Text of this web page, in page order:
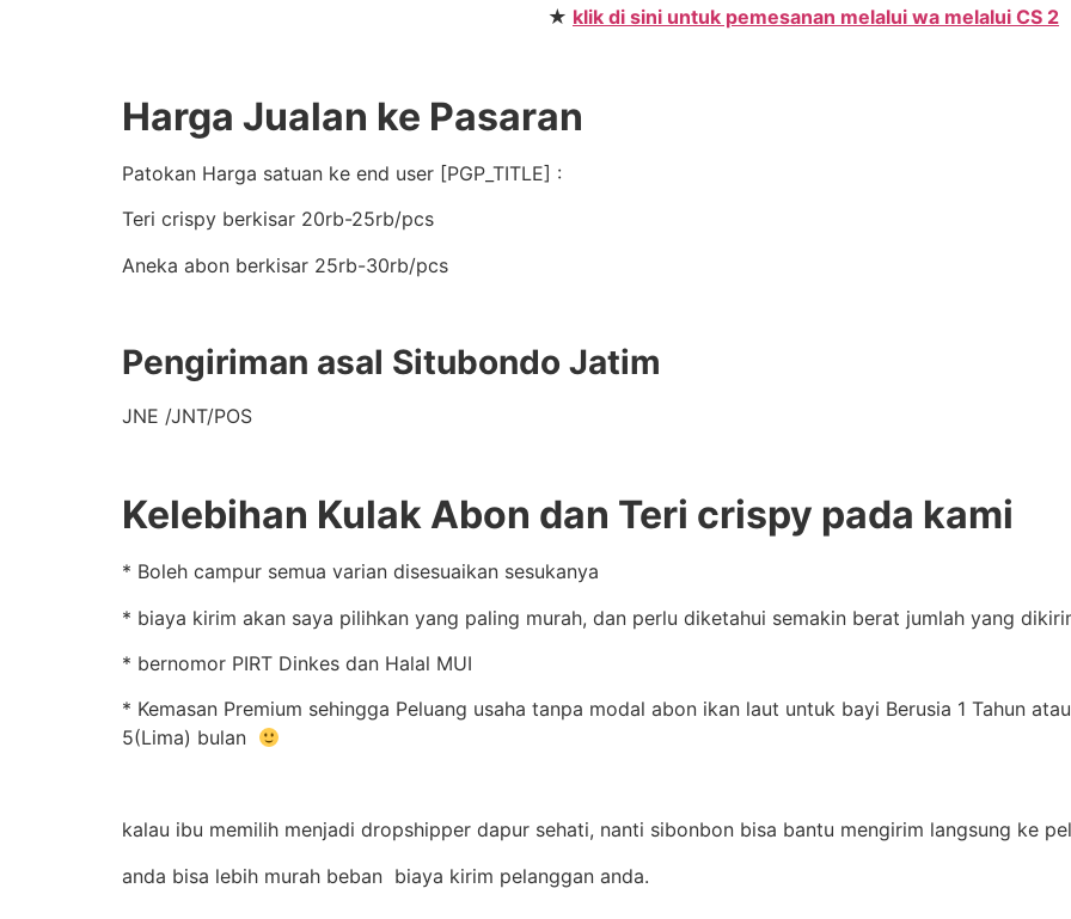
★ klik di sini untuk pemesanan melalui wa melalui CS 2
Harga Jualan ke Pasaran
Patokan Harga satuan ke end user [PGP_TITLE] :
Teri crispy berkisar 20rb-25rb/pcs
Aneka abon berkisar 25rb-30rb/pcs
Pengiriman asal Situbondo Jatim
JNE /JNT/POS
Kelebihan Kulak Abon dan Teri crispy pada kami
* Boleh campur semua varian disesuaikan sesukanya
* biaya kirim akan saya pilihkan yang paling murah, dan perlu diketahui semakin berat jumlah yang
* bernomor PIRT Dinkes dan Halal MUI
* Kemasan Premium sehingga Peluang usaha tanpa modal abon ikan laut untuk bayi Berusia 1 Tahun
5(Lima) bulan
kalau ibu memilih menjadi dropshipper dapur sehati, nanti sibonbon bisa bantu mengirim langsung ke
anda bisa lebih murah beban biaya kirim pelanggan anda.